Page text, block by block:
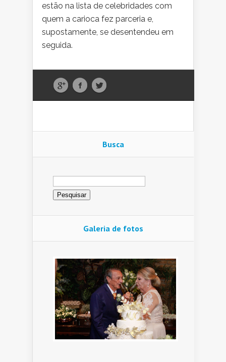
estão na lista de celebridades com
quem a carioca fez parceria e,
supostamente, se desentendeu em
seguida.
Busca
Pesquisar
por:
Galeria de fotos